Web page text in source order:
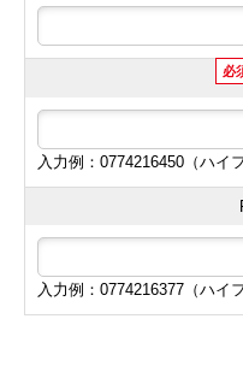
必
入力例：0774216450（ハイ
入力例：0774216377（ハイ